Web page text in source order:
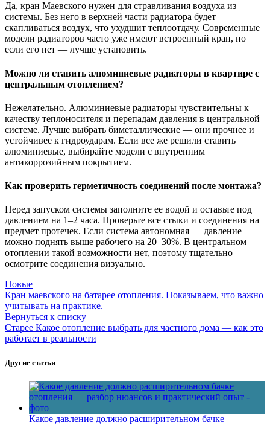
Да, кран Маевского нужен для стравливания воздуха из
системы. Без него в верхней части радиатора будет
скапливаться воздух, что ухудшит теплоотдачу. Современные
модели радиаторов часто уже имеют встроенный кран, но
если его нет — лучше установить.
Можно ли ставить алюминиевые радиаторы в квартире с
центральным отоплением?
Нежелательно. Алюминиевые радиаторы чувствительны к
качеству теплоносителя и перепадам давления в центральной
системе. Лучше выбрать биметаллические — они прочнее и
устойчивее к гидроударам. Если все же решили ставить
алюминиевые, выбирайте модели с внутренним
антикоррозийным покрытием.
Как проверить герметичность соединений после монтажа?
Перед запуском системы заполните ее водой и оставьте под
давлением на 1–2 часа. Проверьте все стыки и соединения на
предмет протечек. Если система автономная — давление
можно поднять выше рабочего на 20–30%. В центральном
отоплении такой возможности нет, поэтому тщательно
осмотрите соединения визуально.
Новые
Кран маевского на батарее отопления. Показываем, что важно
учитывать на практике.
Вернуться к списку
Старее Какое отопление выбрать для частного дома — как это
работает в реальности
Другие статьи
Какое давление должно расширительном бачке